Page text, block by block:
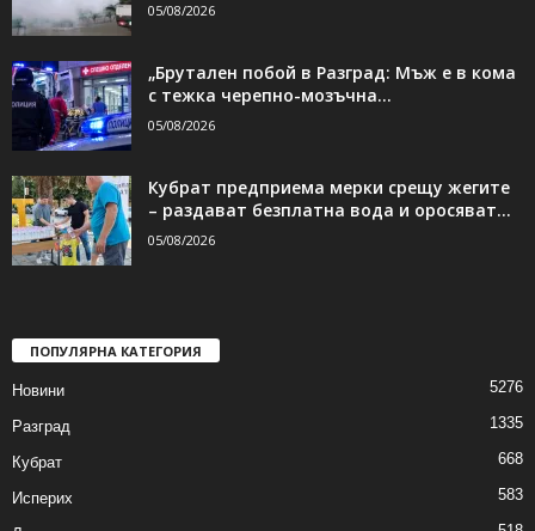
05/08/2026
„Брутален побой в Разград: Мъж е в кома
с тежка черепно-мозъчна...
05/08/2026
Кубрат предприема мерки срещу жегите
– раздават безплатна вода и оросяват...
05/08/2026
ПОПУЛЯРНА КАТЕГОРИЯ
Новини 5276
Разград 1335
Кубрат 668
Исперих 583